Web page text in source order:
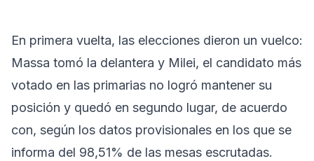
En primera vuelta, las elecciones dieron un vuelco:
Massa tomó la delantera y Milei, el candidato más
votado en las primarias no logró mantener su
posición y quedó en segundo lugar, de acuerdo
con, según los datos provisionales en los que se
informa del 98,51% de las mesas escrutadas.